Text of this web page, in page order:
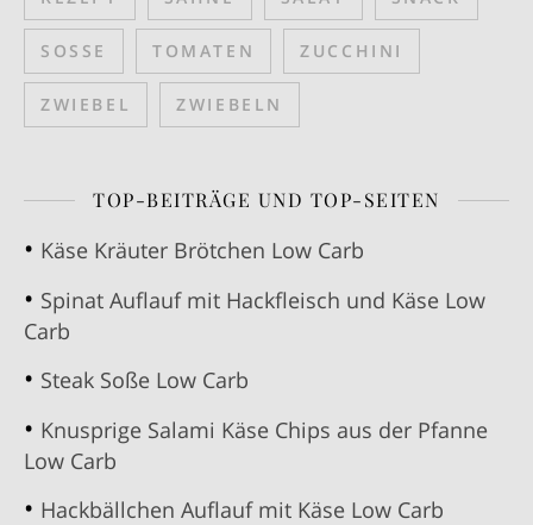
SOSSE TOMATEN ZUCCHINI
ZWIEBEL ZWIEBELN
TOP-BEITRÄGE UND TOP-SEITEN
Käse Kräuter Brötchen Low Carb
Spinat Auflauf mit Hackfleisch und Käse Low
Carb
Steak Soße Low Carb
Knusprige Salami Käse Chips aus der Pfanne
Low Carb
Hackbällchen Auflauf mit Käse Low Carb